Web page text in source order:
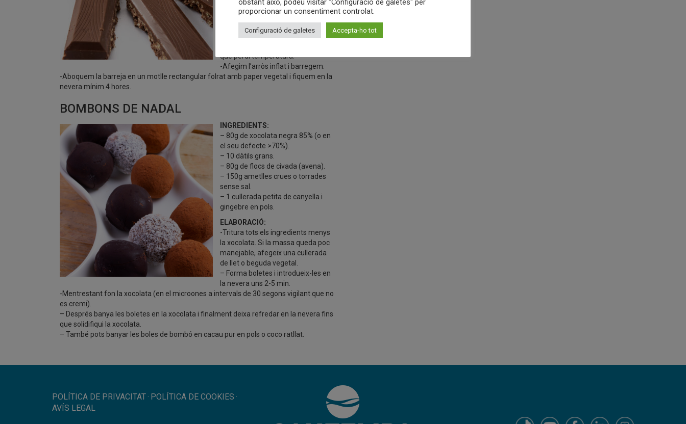
junt amb la mantega en un cassó
per fondre-ho al bany maria.
completament fosa, la deixem
que perdi temperatura.
-Afegim l’arròs inflat i barregem.
-Aboquem la barreja en un motlle rectangular folrat amb paper vegetal i fiquem en la
nevera mínim 4 hores.
BOMBONS DE NADAL
INGREDIENTS:
– 80g de xocolata negra 85% (o en
el seu defecte >70%).
– 10 dàtils grans.
– 80g de flocs de civada (avena).
– 150g ametlles crues o torrades
sense sal.
– 1 cullerada petita de canyella i
gingebre en pols.
ELABORACIÓ:
-Tritura tots els ingredients menys
la xocolata. Si la massa queda poc
manejable, afegeix una cullerada
de llet o beguda vegetal.
– Forma boletes i introdueix-les en
la nevera uns 2-5 min.
-Mentrestant fon la xocolata (en el microones a intervals de 30 segons vigilant que no
es cremi).
– Després banya les boletes en la xocolata i finalment deixa refredar en la nevera fins
que solidifiqui la xocolata.
– També pots banyar les boles de bombó en cacau pur en pols o coco ratllat.
POLÍTICA DE PRIVACITAT· POLÍTICA DE COOKIES ·
AVÍS LEGAL
proporcionar un consentiment controlat.
Configuració de galetes Accepta-ho tot